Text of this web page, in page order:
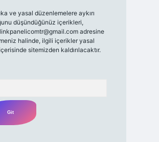
ve yasal düzenlemelere aykırı
düşündüğünüz içerikleri,
adresine
halinde, ilgili içerikler yasal
sitemizden kaldırılacaktır.